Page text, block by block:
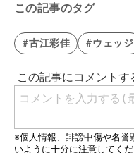
この記事のタグ
#古江彩佳 #ウェッジ